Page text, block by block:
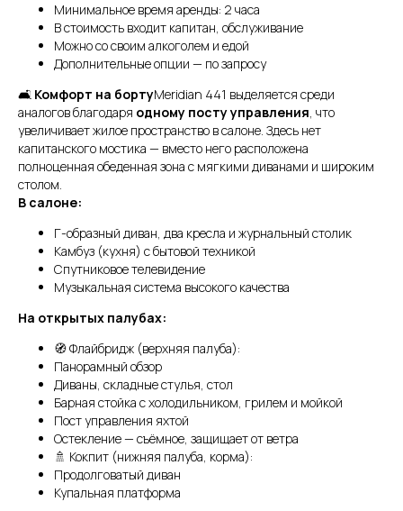
Минимальное время аренды: 2 часа
В стоимость входит капитан, обслуживание
Можно со своим алкоголем и едой
Дополнительные опции — по запросу
🛋 Комфорт на бортуMeridian 441 выделяется среди
аналогов благодаря одному посту управления, что
увеличивает жилое пространство в салоне. Здесь нет
капитанского мостика — вместо него расположена
полноценная обеденная зона с мягкими диванами и широким
столом.
В салоне:
Г-образный диван, два кресла и журнальный столик
Камбуз (кухня) с бытовой техникой
Спутниковое телевидение
Музыкальная система высокого качества
На открытых палубах:
🧭 Флайбридж (верхняя палуба):
Панорамный обзор
Диваны, складные стулья, стол
Барная стойка с холодильником, грилем и мойкой
Пост управления яхтой
Остекление — съёмное, защищает от ветра
🚿 Кокпит (нижняя палуба, корма):
Продолговатый диван
Купальная платформа
+7
Я даю согласие на обработку моих
персональных данных на условиях
Согласия и подтверждаю, что
ознакомлен(а) с Политикой обработки
персональных данных.
Отправить